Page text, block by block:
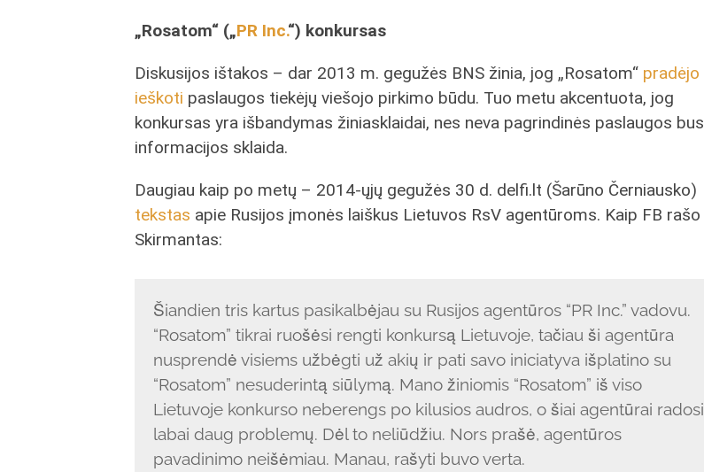
„Rosatom“ („PR Inc.“) konkursas
Diskusijos ištakos – dar 2013 m. gegužės BNS žinia, jog „Rosatom“ pradėjo
ieškoti paslaugos tiekėjų viešojo pirkimo būdu. Tuo metu akcentuota, jog
konkursas yra išbandymas žiniasklaidai, nes neva pagrindinės paslaugos bus
informacijos sklaida.
Daugiau kaip po metų – 2014-ųjų gegužės 30 d. delfi.lt (Šarūno Černiausko)
tekstas apie Rusijos įmonės laiškus Lietuvos RsV agentūroms. Kaip FB rašo
Skirmantas:
Šiandien tris kartus pasikalbėjau su Rusijos agentūros “PR Inc.” vadovu.
“Rosatom” tikrai ruošėsi rengti konkursą Lietuvoje, tačiau ši agentūra
nusprendė visiems užbėgti už akių ir pati savo iniciatyva išplatino su
“Rosatom” nesuderintą siūlymą. Mano žiniomis “Rosatom” iš viso
Lietuvoje konkurso neberengs po kilusios audros, o šiai agentūrai radosi
labai daug problemų. Dėl to neliūdžiu. Nors prašė, agentūros
pavadinimo neišėmiau. Manau, rašyti buvo verta.